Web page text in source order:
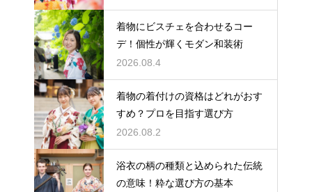
着物にビスチェを合わせるコー
デ！個性が輝くモダン和装術
2026.08.4
着物の着付けの資格はどれがおす
すめ？プロを目指す選び方
2026.08.2
浴衣の柄の種類と込められた伝統
の意味！粋な選び方の基本